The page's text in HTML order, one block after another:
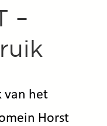
–
van het
Horst